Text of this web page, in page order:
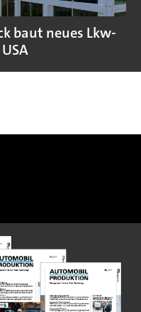
baut neues Lkw-